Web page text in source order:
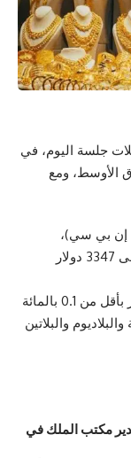
جلسة اليوم، في
الأوسط، ومع
إن بي سي)،
ارتفعت العقود الآجلة للذهب بنحو 0.1 بالمائة إلى 3347 دولار
فيما صعد سعر التسليم الفوري للمعدن الأصفر بأقل من 0.1 بالمائة
والبلاديوم والبلاتين
مكتب الملك في